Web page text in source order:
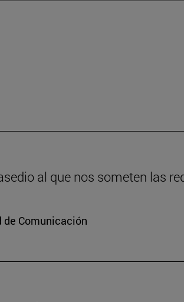
al que nos someten las
de Comunicación